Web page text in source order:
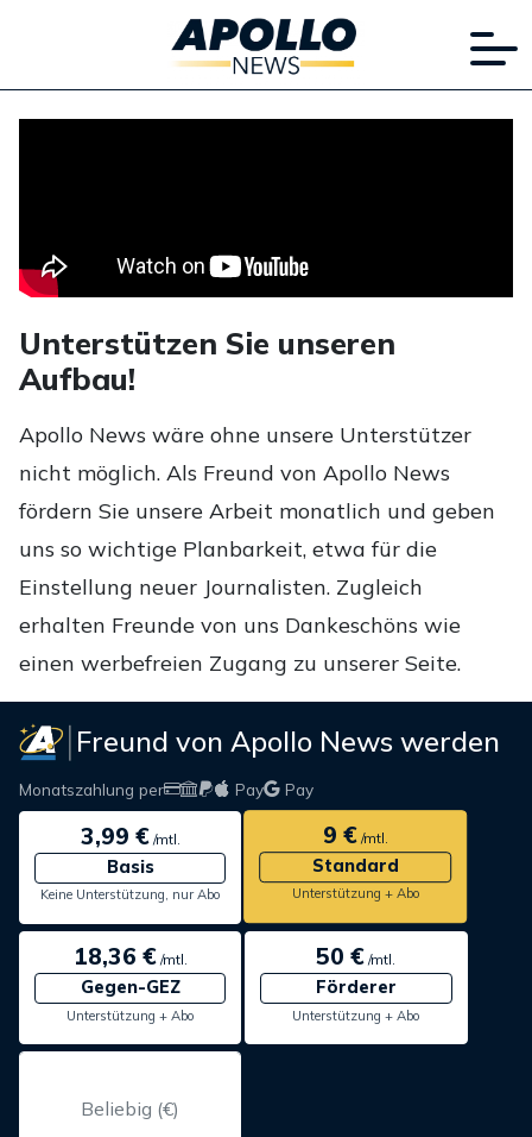
Unterstützen Sie unseren
Aufbau!
Apollo News wäre ohne unsere Unterstützer
nicht möglich. Als Freund von Apollo News
fördern Sie unsere Arbeit monatlich und geben
uns so wichtige Planbarkeit, etwa für die
Einstellung neuer Journalisten. Zugleich
erhalten Freunde von uns Dankeschöns wie
einen werbefreien Zugang zu unserer Seite.
Freund von Apollo News werden
Monatszahlung per Pay Pay
3,99 €/mtl.
Basis
Keine Unterstützung, nur Abo
9 €/mtl.
Standard
Unterstützung + Abo
18,36 €/mtl.
Gegen-GEZ
Unterstützung + Abo
50 € /mtl.
Förderer
Unterstützung + Abo